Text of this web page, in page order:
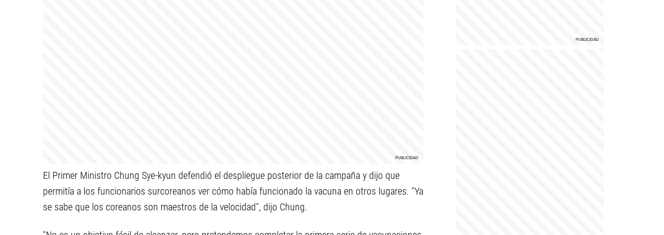
El Primer Ministro Chung Sye-kyun defendió el despliegue posterior de la campaña y dijo que
permitía a los funcionarios surcoreanos ver cómo había funcionado la vacuna en otros lugares. "Ya
se sabe que los coreanos son maestros de la velocidad", dijo Chung.